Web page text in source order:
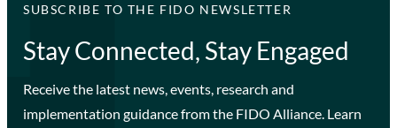
SUBSCRIBE TO THE FIDO NEWSLETTER
Stay Connected, Stay Engaged
Receive the latest news, events, research and
implementation guidance from the FIDO Alliance. Learn